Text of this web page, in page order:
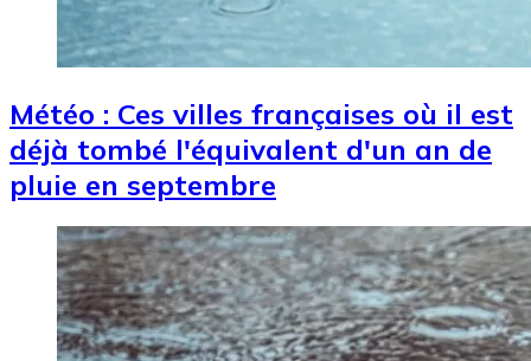
Météo : Ces villes françaises où il est
déjà tombé l'équivalent d'un an de
pluie en septembre
Image